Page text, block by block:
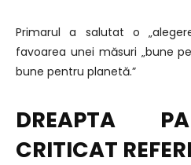
Primarul a salutat o
favoarea unei măsuri „bune
bune pentru planetă.”
DREAPTA
CRITICAT